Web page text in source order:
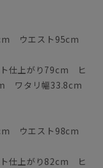
ウエスト95cm
仕上がり79cm ヒ
ワタリ幅33.8cm
ウエスト98cm
仕上がり82cm ヒ